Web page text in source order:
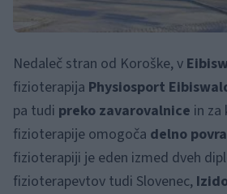
Nedaleč stran od Koroške, v
fizioterapija Physiosport
pa tudi preko zavarovalnice in za
fizioterapije omogoča delno
fizioterapiji je eden izmed dveh
fizioterapevtov tudi Slovenec,